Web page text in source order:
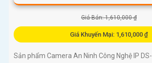
Giá Bán: 1,610,000 ₫
Giá Khuyến Mại: 1,610,000 ₫
Sản phẩm Camera An Ninh Công Nghệ IP DS-